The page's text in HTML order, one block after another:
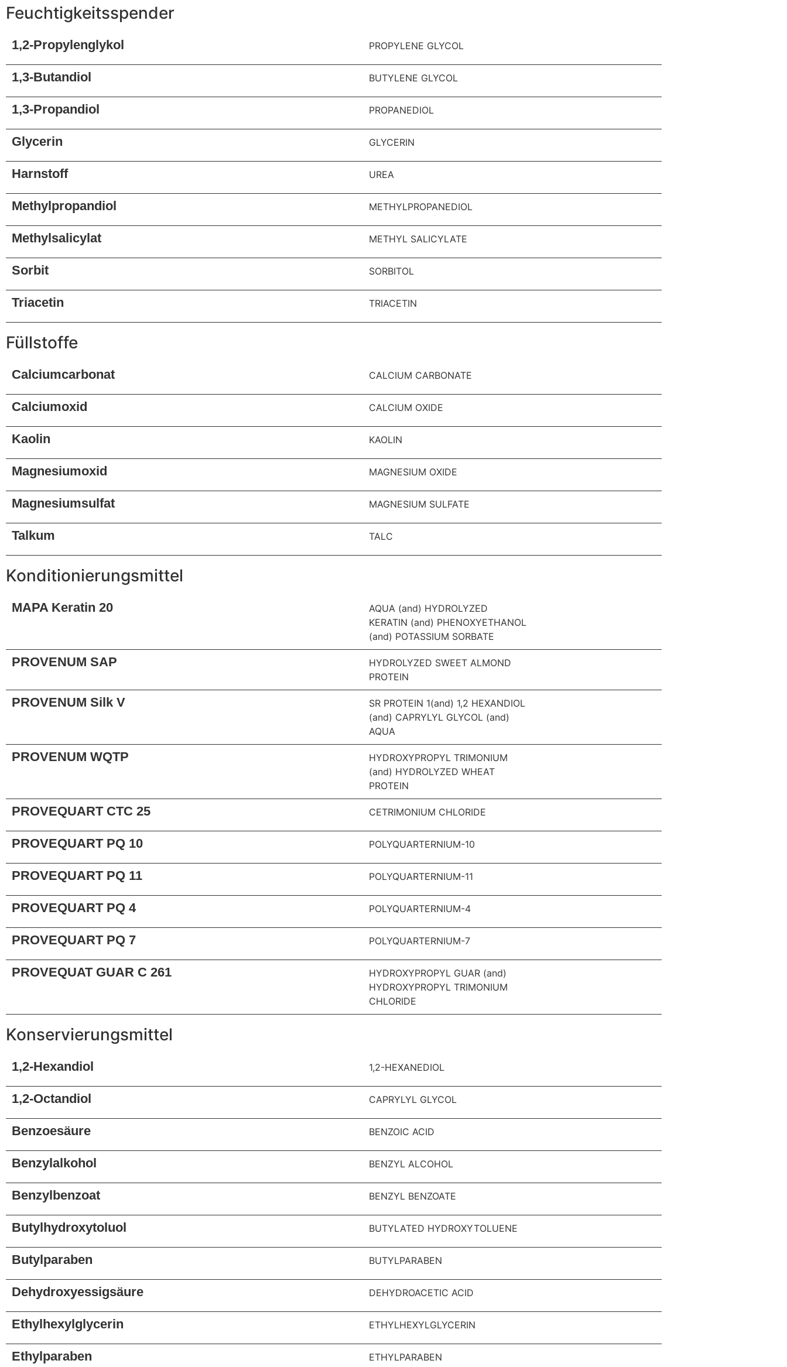
Feuchtigkeitsspender
1,2-Propylenglykol PROPYLENE GLYCOL
1,3-Butandiol BUTYLENE GLYCOL
1,3-Propandiol PROPANEDIOL
Glycerin GLYCERIN
Harnstoff UREA
Methylpropandiol METHYLPROPANEDIOL
Methylsalicylat METHYL SALICYLATE
Sorbit SORBITOL
Triacetin TRIACETIN
Füllstoffe
Calciumcarbonat CALCIUM CARBONATE
Calciumoxid CALCIUM OXIDE
Kaolin KAOLIN
Magnesiumoxid MAGNESIUM OXIDE
Magnesiumsulfat MAGNESIUM SULFATE
Talkum TALC
Konditionierungsmittel
MAPA Keratin 20
AQUA (and) HYDROLYZED
KERATIN (and) PHENOXYETHANOL
(and) POTASSIUM SORBATE
PROVENUM SAP
HYDROLYZED SWEET ALMOND
PROTEIN
PROVENUM Silk V
SR PROTEIN 1(and) 1,2 HEXANDIOL
(and) CAPRYLYL GLYCOL (and)
AQUA
PROVENUM WQTP
HYDROXYPROPYL TRIMONIUM
(and) HYDROLYZED WHEAT
PROTEIN
PROVEQUART CTC 25 CETRIMONIUM CHLORIDE
PROVEQUART PQ 10 POLYQUARTERNIUM-10
PROVEQUART PQ 11 POLYQUARTERNIUM-11
PROVEQUART PQ 4 POLYQUARTERNIUM-4
PROVEQUART PQ 7 POLYQUARTERNIUM-7
PROVEQUAT GUAR C 261
HYDROXYPROPYL GUAR (and)
HYDROXYPROPYL TRIMONIUM
CHLORIDE
Konservierungsmittel
1,2-Hexandiol 1,2-HEXANEDIOL
1,2-Octandiol CAPRYLYL GLYCOL
Benzoesäure BENZOIC ACID
Benzylalkohol BENZYL ALCOHOL
Benzylbenzoat BENZYL BENZOATE
Butylhydroxytoluol BUTYLATED HYDROXYTOLUENE
Butylparaben BUTYLPARABEN
Dehydroxyessigsäure DEHYDROACETIC ACID
Ethylhexylglycerin ETHYLHEXYLGLYCERIN
Ethylparaben ETHYLPARABEN